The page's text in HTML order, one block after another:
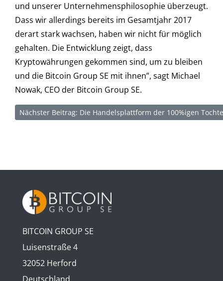
und unserer Unternehmensphilosophie überzeugt.
Dass wir allerdings bereits im Gesamtjahr 2017
derart stark wachsen, haben wir nicht für möglich
gehalten. Die Entwicklung zeigt, dass
Kryptowährungen gekommen sind, um zu bleiben
und die Bitcoin Group SE mit ihnen”, sagt Michael
Nowak, CEO der Bitcoin Group SE.
Nächster Beitrag: Die Handelsplattform der 100%igen
BITCOIN GROUP SE
Luisenstraße 4
32052 Herford